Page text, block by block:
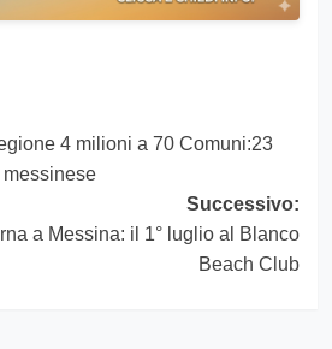
4 milioni a 70 Comuni:23
Successivo:
a Messina: il 1° luglio al Blanco
Beach Club